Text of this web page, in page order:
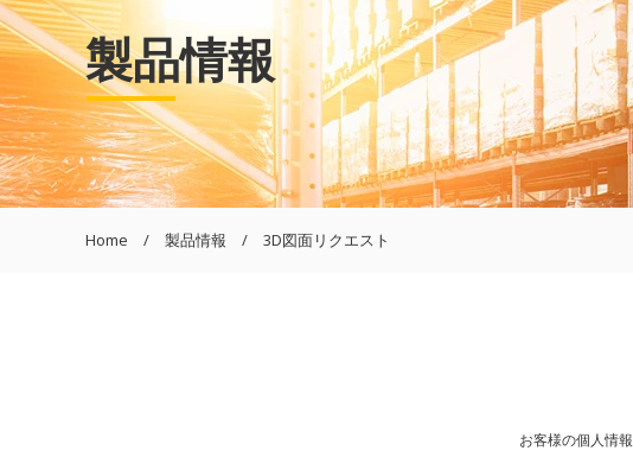
2D/3D 図面ダウンロード
防水
製品情報
Home 製品情報 3D図面リクエスト